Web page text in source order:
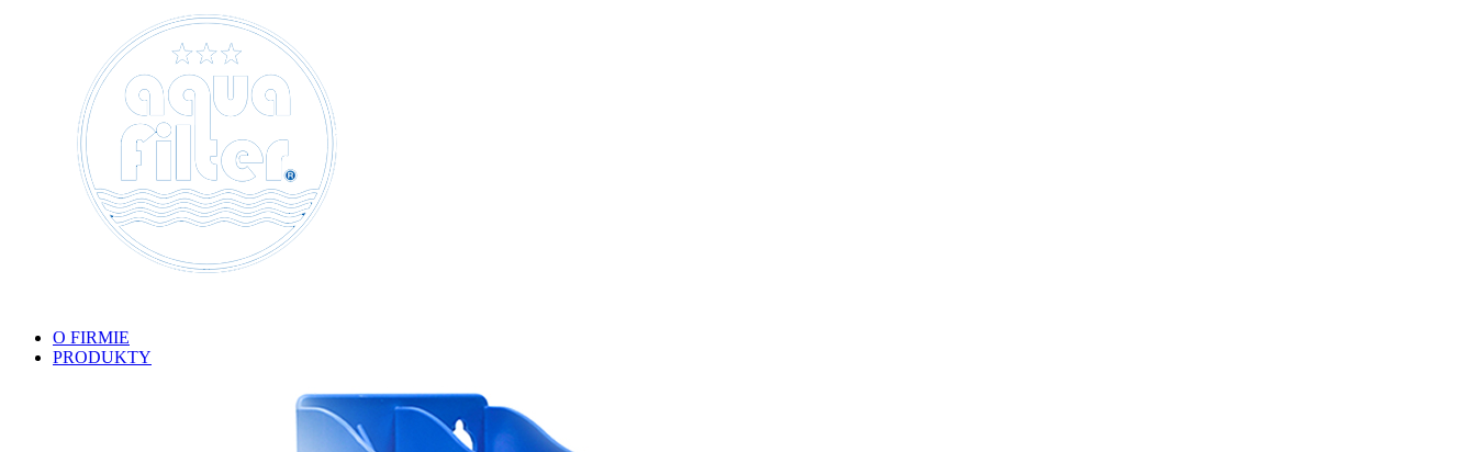
O FIRMIE
PRODUKTY